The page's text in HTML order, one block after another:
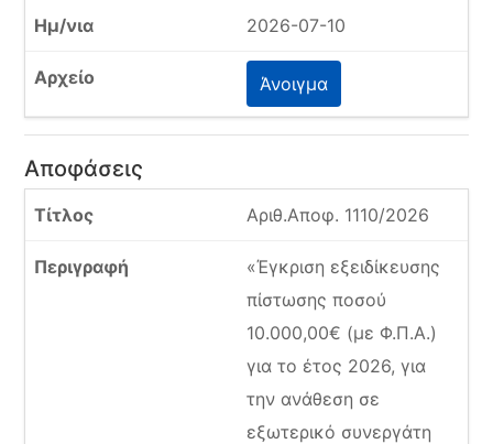
2026-07-10
Άνοιγμα
Αποφάσεις
Αριθ.Αποφ. 1110/2026
«Έγκριση εξειδίκευσης
πίστωσης ποσού
10.000,00€ (με Φ.Π.Α.)
για το έτος 2026, για
την ανάθεση σε
εξωτερικό συνεργάτη